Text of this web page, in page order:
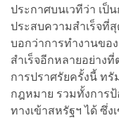
ประกาศบนเวทีว่า เป็
ประสบความสำเร็จที่
บอกว่าการทำงานขอ
สำเร็จอีกหลายอย่าง
การปราศรัยครั้งนี้ ท
กฎหมาย รวมทั้งการ
ทางเข้าสหรัฐฯ ได้ ซึ่